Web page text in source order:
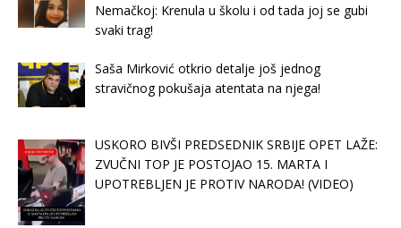
Nemačkoj: Krenula u školu i od tada joj se gubi
svaki trag!
Saša Mirković otkrio detalje još jednog
stravičnog pokušaja atentata na njega!
USKORO BIVŠI PREDSEDNIK SRBIJE OPET LAŽE:
ZVUČNI TOP JE POSTOJAO 15. MARTA I
UPOTREBLJEN JE PROTIV NARODA! (VIDEO)